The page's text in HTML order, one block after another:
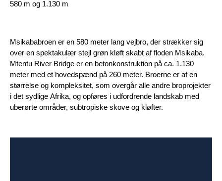
580 m og 1.130 m
Msikababroen er en 580 meter lang vejbro, der strækker sig
over en spektakulær stejl grøn kløft skabt af floden Msikaba.
Mtentu River Bridge er en betonkonstruktion på ca. 1.130
meter med et hovedspænd på 260 meter. Broerne er af en
størrelse og kompleksitet, som overgår alle andre broprojekter
i det sydlige Afrika, og opføres i udfordrende landskab med
uberørte områder, subtropiske skove og kløfter.